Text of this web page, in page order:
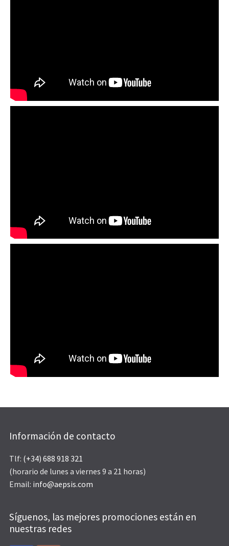
Información de contacto
Tlf: (+34) 688 918 321
(horario de lunes a viernes 9 a 21 horas)
Email: info@aepsis.com
Síguenos, las mejores promociones están en
nuestras redes